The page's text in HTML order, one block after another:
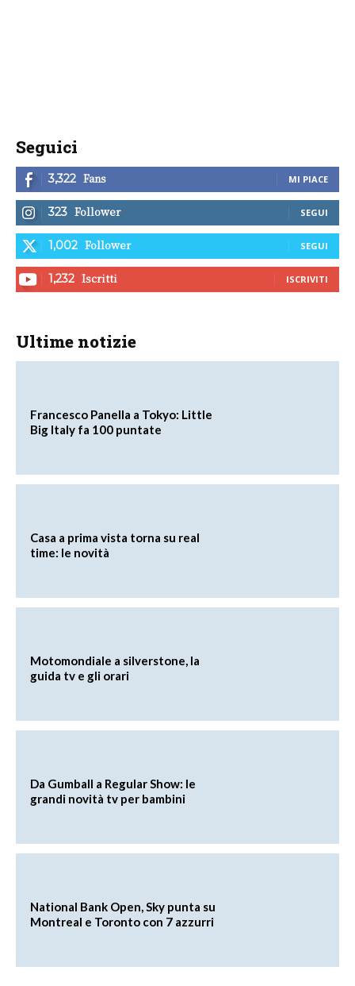
Seguici
3,322 Fans MI PIACE
323 Follower SEGUI
1,002 Follower SEGUI
1,232 Iscritti ISCRIVITI
Ultime notizie
Francesco Panella a Tokyo: Little
Big Italy fa 100 puntate
Casa a prima vista torna su real
time: le novità
Motomondiale a silverstone, la
guida tv e gli orari
Da Gumball a Regular Show: le
grandi novità tv per bambini
National Bank Open, Sky punta su
Montreal e Toronto con 7 azzurri